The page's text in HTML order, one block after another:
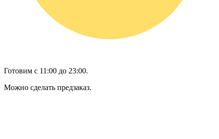
Готовим с 11:00 до 23:00.
Можно сделать предзаказ.